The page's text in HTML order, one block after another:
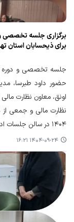
برگزاری جلسه تخصصی
برای ذیحسابان استان
جلسه تخصصی و دوره
حضور داود طبرسا،
اونق، معاون نظارت
۱۴۰۴ در سالن جلسات اداره کل برگزار شد.
۱۴۰۴-۰۹-۲۴ ۱۶:۲۱